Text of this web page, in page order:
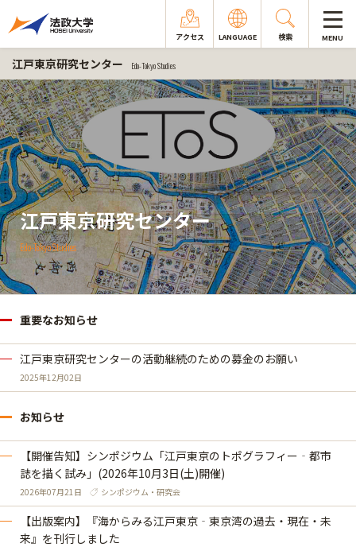
アクセス LANGUAGE 検索 MENU
江戸東京研究センター Edo-Tokyo Studies
江戸東京研究センター
Edo-Tokyo Studies
重要なお知らせ
江戸東京研究センターの活動継続のための募金のお願い
2025年12月02日
お知らせ
【開催告知】シンポジウム「江戸東京のトポグラフィー‐都市
誌を描く試み」(2026年10月3日(土)開催)
2026年07月21日 シンポジウム・研究会
【出版案内】『海からみる江戸東京‐東京湾の過去・現在・未
来』を刊行しました